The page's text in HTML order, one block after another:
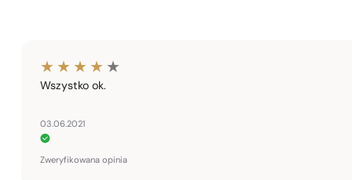
Wszystko ok.
03.06.2021
Zweryfikowana opinia